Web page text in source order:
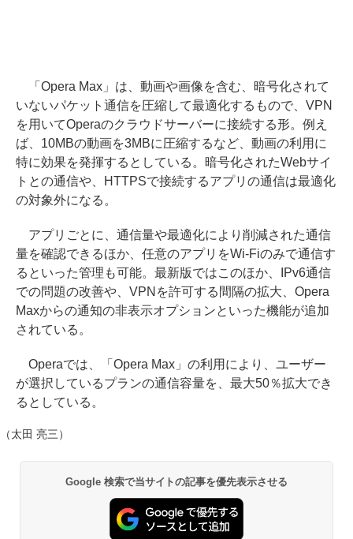
「Opera Max」は、動画や画像を含む、暗号化されて
いないパケット通信を圧縮して最適化するもので、VPN
を用いてOperaのクラウドサーバーに接続する形。例え
ば、10MBの動画を3MBに圧縮するなど、動画の利用に
特に効果を発揮するとしている。暗号化されたWebサイ
トとの通信や、HTTPSで接続するアプリの通信は最適化
の対象外になる。
アプリごとに、通信量や最適化により削減された通信
量を確認できるほか、任意のアプリをWi-Fiのみで通信す
るといった管理も可能。最新版ではこのほか、IPv6通信
での問題の改善や、VPNを許可する間隔の拡大、Opera
Maxからの通知の非表示オプションといった機能が追加
されている。
Operaでは、「Opera Max」の利用により、ユーザー
が選択しているプランの通信容量を、最大50％拡大でき
るとしている。
（太田 亮三）
Google 検索で当サイトの記事を優先表示させる